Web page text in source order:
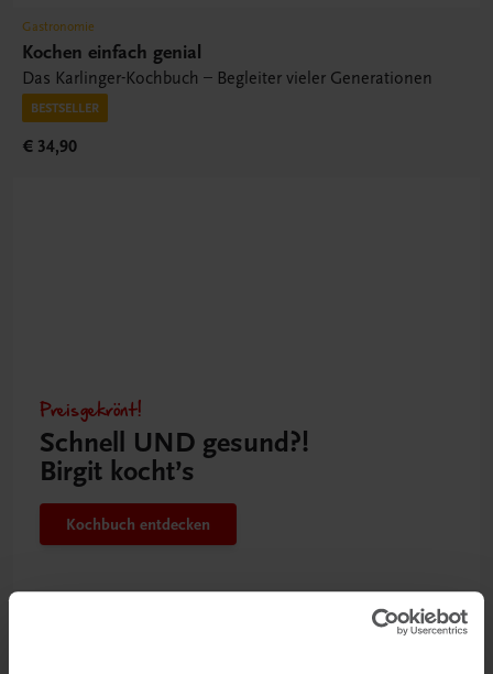
Gastronomie
Kochen einfach genial
Das Karlinger-Kochbuch – Begleiter vieler Generationen
BESTSELLER
€ 34,90
Preisgekrönt!
Schnell UND gesund?!
Birgit kocht’s
Kochbuch entdecken